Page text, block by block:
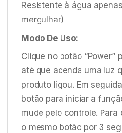
Resistente à água
mergulhar)
Modo De Uso:
Clique no botão “Power”
até que acenda uma luz
produto ligou. Em
botão para iniciar a
mude pelo controle. Para
o mesmo botão por 3